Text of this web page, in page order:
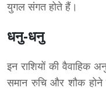
युगल संगत होते हैं।
धनु-धनु
इन राशियों की वैवाहिक
समान रुचि और शौक